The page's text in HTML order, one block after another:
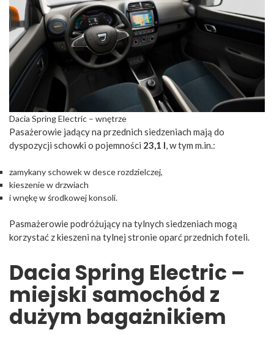
Dacia Spring Electric – wnętrze
Pasażerowie jadący na przednich siedzeniach mają do
dyspozycji schowki o pojemności 23,1 l, w tym m.in.:
zamykany schowek w desce rozdzielczej,
kieszenie w drzwiach
i wnękę w środkowej konsoli.
Pasmażerowie podróżujący na tylnych siedzeniach mogą
korzystać z kieszeni na tylnej stronie oparć przednich foteli.
Dacia Spring Electric –
miejski samochód z
dużym bagażnikiem